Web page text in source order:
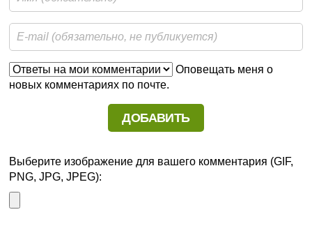
Оповещать меня о
новых комментариях по почте.
Выберите изображение для вашего комментария (GIF,
PNG, JPG, JPEG):